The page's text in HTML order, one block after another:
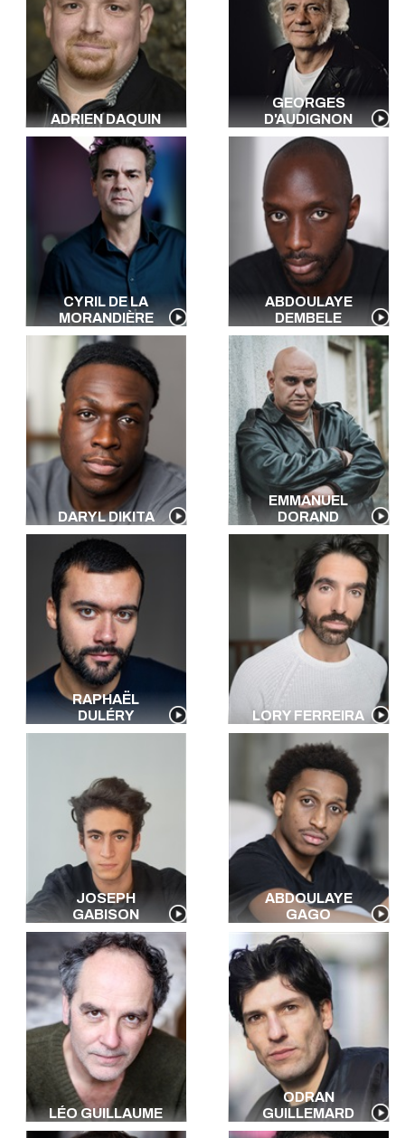
ADRIEN DAQUIN
GEORGES
D'AUDIGNON
CYRIL DE LA
MORANDIÈRE
ABDOULAYE
DEMBELE
DARYL DIKITA
EMMANUEL
DORAND
RAPHAËL
DULÉRY
LORY FERREIRA
JOSEPH
GABISON
ABDOULAYE
GAGO
LÉO GUILLAUME
ODRAN
GUILLEMARD